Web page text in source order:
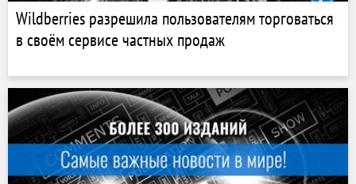
Wildberries разрешила пользователям торговаться
в своём сервисе частных продаж